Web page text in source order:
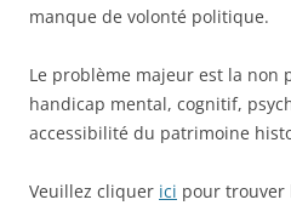
manque de volonté politique.
Le problème majeur est la non
handicap mental, cognitif,
accessibilité du patrimoine
Veuillez cliquer ici pour trouver